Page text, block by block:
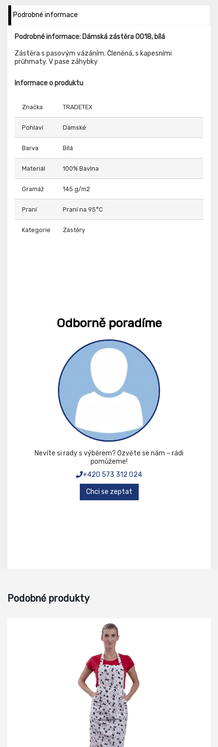
Podrobné informace
Podrobné informace: Dámská zástěra 0018, bílá
Zástěra s pasovým vázáním. Členěná, s kapesními
průhmaty. V pase záhybky
Informace o produktu
Značka TRADETEX
Pohlaví Dámské
Barva Bílá
Materiál 100% Bavlna
Gramáž 145 g/m2
Praní Praní na 95°C
Kategorie Zástěry
Odborně poradíme
Nevíte si rady s výběrem? Ozvěte se nám – rádi
pomůžeme!
+420 573 312 024
Chci se zeptat
Podobné produkty